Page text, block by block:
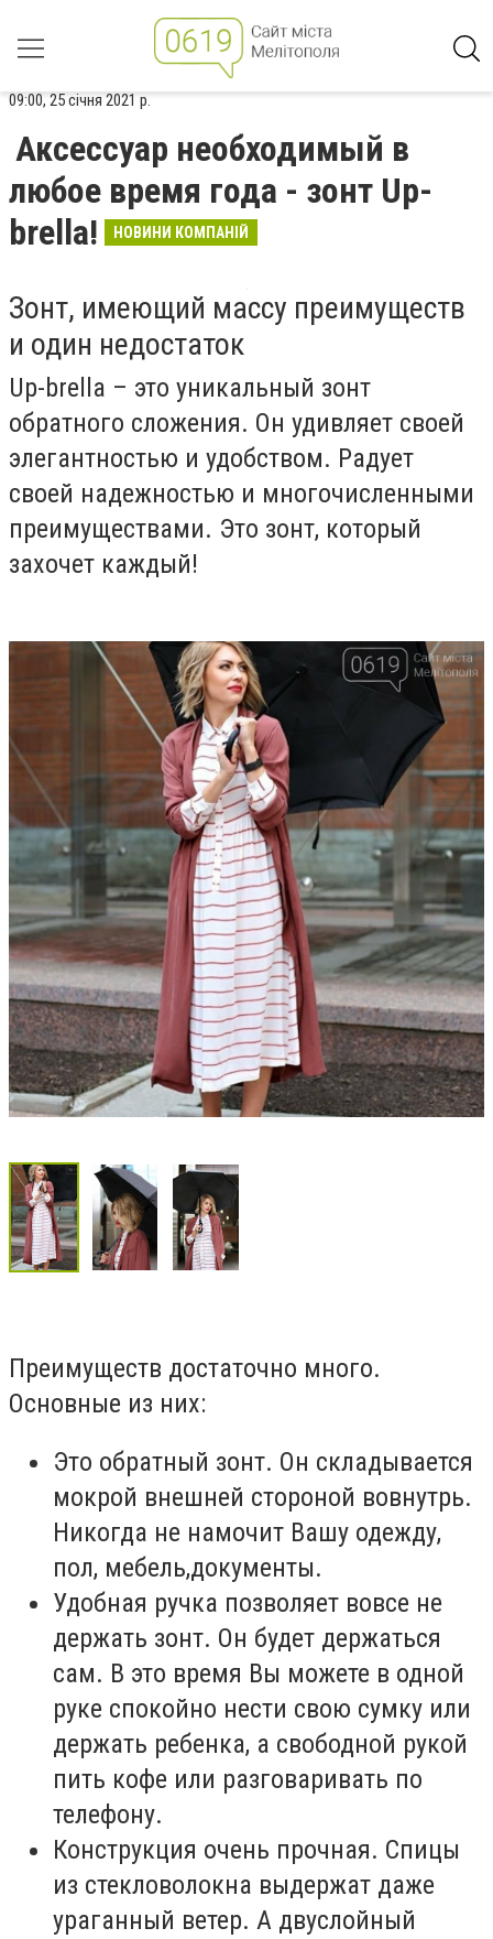
09:00, 25 січня 2021 р.
Аксессуар необходимый в
любое время года - зонт Up-
brella!
НОВИНИ КОМПАНІЙ
Зонт, имеющий массу преимуществ
и один недостаток
Up-brella – это уникальный зонт
обратного сложения. Он удивляет своей
элегантностью и удобством. Радует
своей надежностью и многочисленными
преимуществами. Это зонт, который
захочет каждый!
Преимуществ достаточно много.
Основные из них:
Это обратный зонт. Он складывается
мокрой внешней стороной вовнутрь.
Никогда не намочит Вашу одежду,
пол, мебель,документы.
Удобная ручка позволяет вовсе не
держать зонт. Он будет держаться
сам. В это время Вы можете в одной
руке спокойно нести свою сумку или
держать ребенка, а свободной рукой
пить кофе или разговаривать по
телефону.
Конструкция очень прочная. Спицы
из стекловолокна выдержат даже
ураганный ветер. А двуслойный